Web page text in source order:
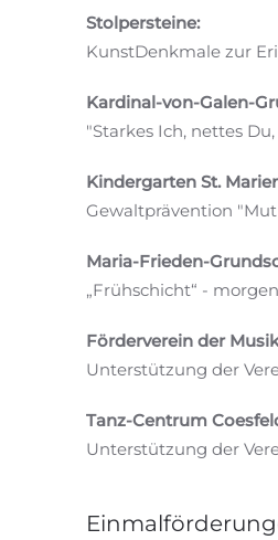
Stolpersteine:
KunstDenkmale zur
Kardinal-von-Galen-
"Starkes Ich, nettes
Kindergarten St.
Gewaltprävention
Maria-Frieden-
„Frühschicht“ -
Förderverein der
Unterstützung der
Tanz-Centrum
Unterstützung der